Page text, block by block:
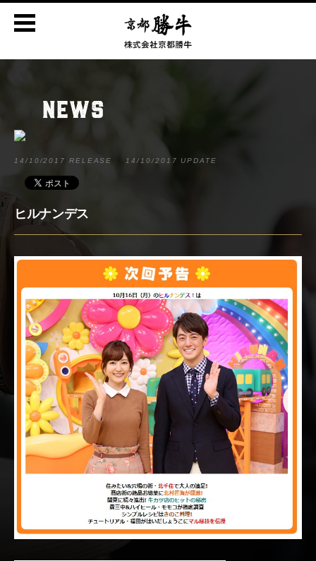
NEWS
14/10/2017 RELEASE 14/10/2017 UPDATE
ヒルナンデス